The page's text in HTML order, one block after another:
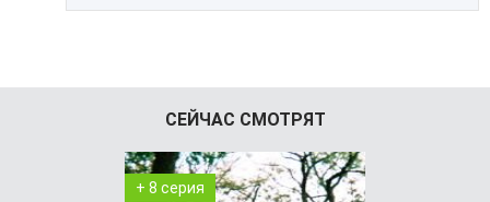
СЕЙЧАС СМОТРЯТ
+ 8 серия